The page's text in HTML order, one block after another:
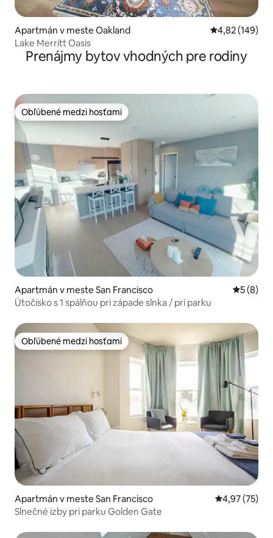
Apartmán v meste Oakland Priemerné
4,82 (149)
Lake Merritt Oasis
Prenájmy bytov vhodných pre rodiny
Obľúbené medzi hosťami
Obľúbené medzi hosťami
Apartmán v meste San Francisco
5 (8)
Útočisko s 1 spálňou pri západe slnka / pri parku
Obľúbené medzi hosťami
Obľúbené medzi hosťami
Apartmán v meste San Francisco Priemerné
4,97 (75)
Slnečné izby pri parku Golden Gate